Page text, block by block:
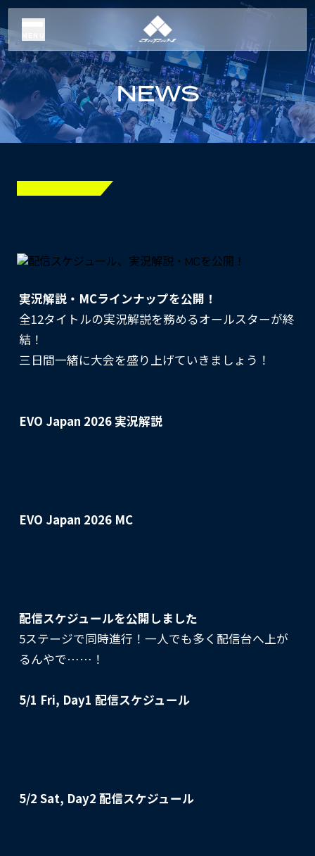
NEWS
実況解説・MCラインナップを公開！
全12タイトルの実況解説を務めるオールスターが終
結！
三日間一緒に大会を盛り上げていきましょう！
EVO Japan 2026 実況解説
EVO Japan 2026 MC
配信スケジュールを公開しました
5ステージで同時進行！一人でも多く配信台へ上が
るんやで……！
5/1 Fri, Day1 配信スケジュール
5/2 Sat, Day2 配信スケジュール